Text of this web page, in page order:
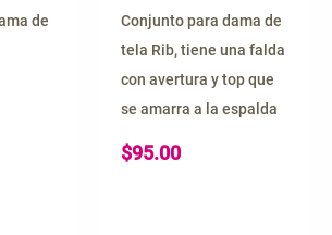
de
Conjunto para dama de
tela Rib, tiene una falda
con avertura y top que
se amarra a la espalda
$95.00